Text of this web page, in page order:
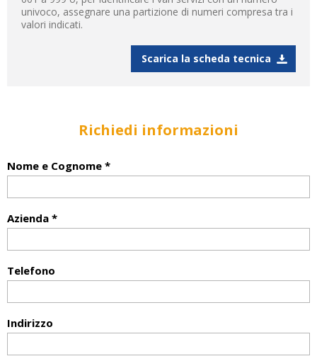
univoco, assegnare una partizione di numeri compresa tra i
valori indicati.
Scarica la scheda tecnica
Richiedi informazioni
Nome e Cognome *
Azienda *
Telefono
Indirizzo